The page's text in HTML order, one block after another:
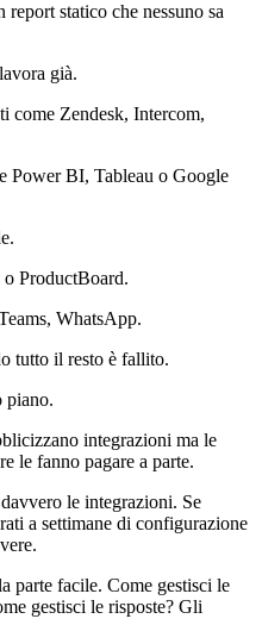
statico che nessuno sa
già.
come Zendesk, Intercom,
Power BI, Tableau o Google
ProductBoard.
WhatsApp.
tutto il resto è fallito.
piano.
integrazioni ma le
le fanno pagare a parte.
le integrazioni. Se
a settimane di configurazione
parte facile. Come gestisci le
gestisci le risposte? Gli